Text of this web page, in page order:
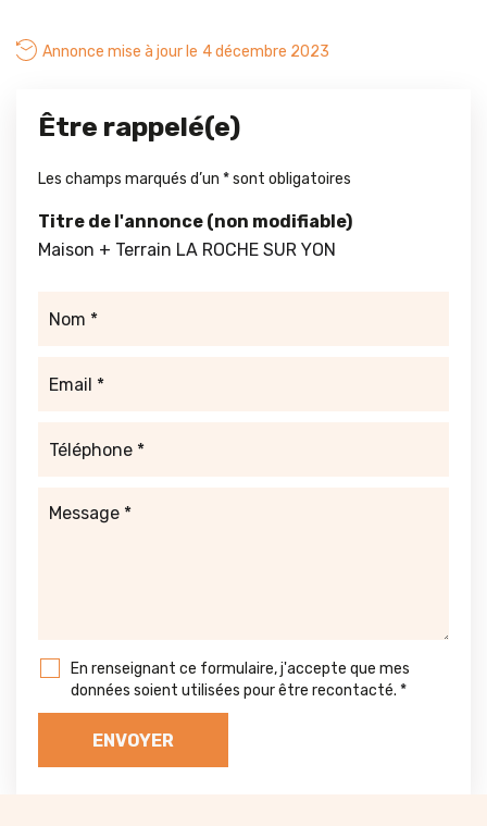
Annonce mise à jour le 4 décembre 2023
Être rappelé(e)
Les champs marqués d’un *sont obligatoires
Titre de l'annonce (non modifiable)
En renseignant ce formulaire, j'accepte que mes
données soient utilisées pour être recontacté. *